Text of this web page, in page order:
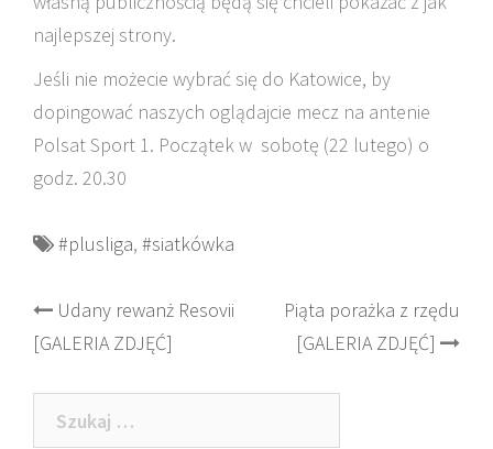
najlepszej strony.
Jeśli nie możecie wybrać się do Katowice, by
dopingować naszych oglądajcie mecz na antenie
Polsat Sport 1. Początek w sobotę (22 lutego) o
godz. 20.30
#plusliga, #siatkówka
Post
navigation
Udany rewanż Resovii
[GALERIA ZDJĘĆ]
Piąta porażka z rzędu
[GALERIA ZDJĘĆ]
Szukaj: